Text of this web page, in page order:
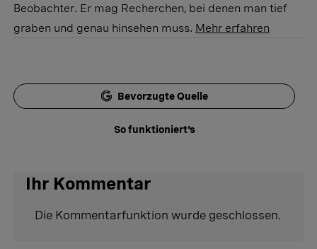
Beobachter. Er mag Recherchen, bei denen man tief
graben und genau hinsehen muss. Mehr erfahren
Bevorzugte Quelle
So funktioniert's
Ihr Kommentar
Die Kommentarfunktion wurde geschlossen.